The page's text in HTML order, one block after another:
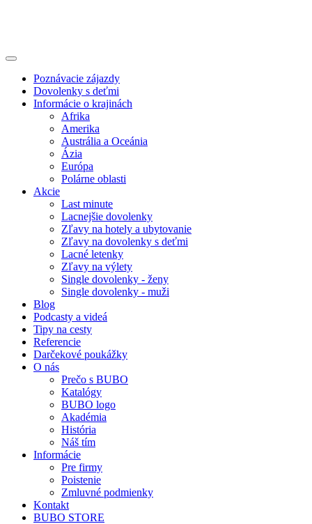
Poznávacie zájazdy
Dovolenky s deťmi
Informácie o krajinách
Afrika
Amerika
Austrália a Oceánia
Ázia
Európa
Polárne oblasti
Akcie
Last minute
Lacnejšie dovolenky
Zľavy na hotely a ubytovanie
Zľavy na dovolenky s deťmi
Lacné letenky
Zľavy na výlety
Single dovolenky - ženy
Single dovolenky - muži
Blog
Podcasty a videá
Tipy na cesty
Referencie
Darčekové poukážky
O nás
Prečo s BUBO
Katalógy
BUBO logo
Akadémia
História
Náš tím
Informácie
Pre firmy
Poistenie
Zmluvné podmienky
Kontakt
BUBO STORE